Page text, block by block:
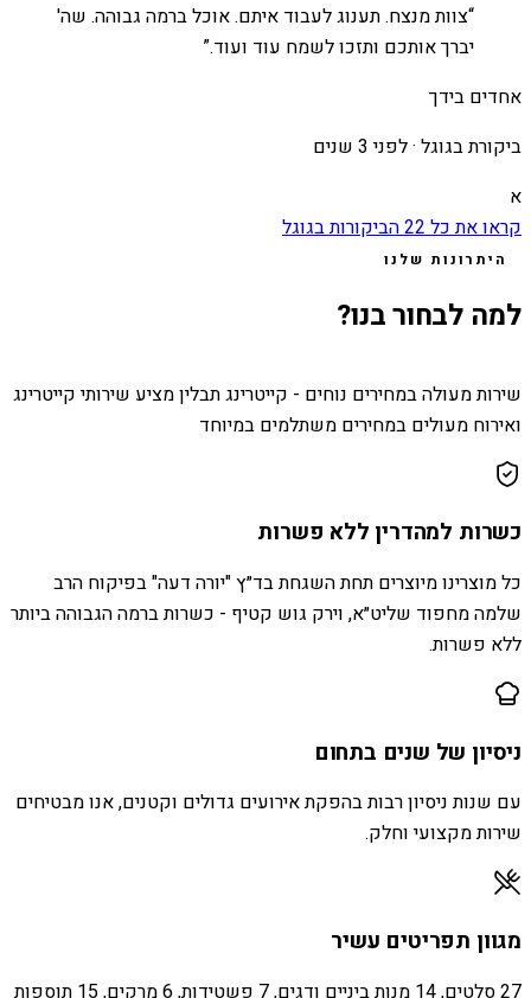
“צוות מנצח. תענוג לעבוד איתם. אוכל ברמה גבוהה. שה'
יברך אותכם ותזכו לשמח עוד ועוד.”
אחדים בידך
ביקורת בגוגל ·לפני 3 שנים
א
קראו את כל 22הביקורות בגוגל
היתרונות שלנו
למה לבחור בנו?
שירות מעולה במחירים נוחים - קייטרינג תבלין מציע שירותי קייטרינג
ואירוח מעולים במחירים משתלמים במיוחד
כשרות למהדרין ללא פשרות
כל מוצרינו מיוצרים תחת השגחת בד״ץ "יורה דעה" בפיקוח הרב
שלמה מחפוד שליט״א, וירק גוש קטיף - כשרות ברמה הגבוהה ביותר
ללא פשרות.
ניסיון של שנים בתחום
עם שנות ניסיון רבות בהפקת אירועים גדולים וקטנים, אנו מבטיחים
שירות מקצועי וחלק.
מגוון תפריטים עשיר
27 סלטים, 14 מנות ביניים ודגים, 7 פשטידות, 6 מרקים, 15 תוספות